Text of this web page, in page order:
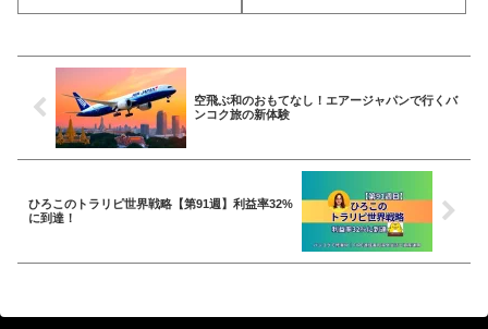
空飛ぶ和のおもてなし！エアージャパンで行くバ
ンコク旅の新体験
ひろこのトラリピ世界戦略【第91週】利益率32%
に到達！